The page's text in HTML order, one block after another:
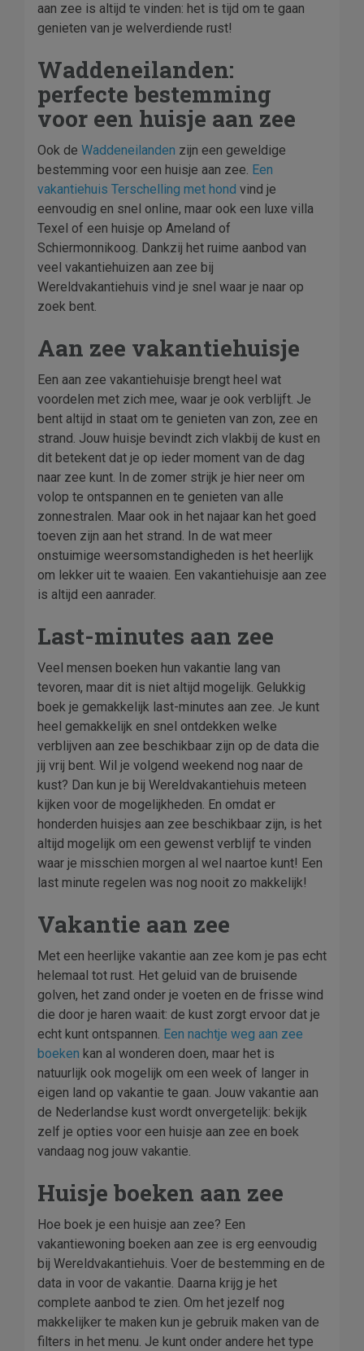
aan zee is altijd te vinden: het is tijd om te gaan
genieten van je welverdiende rust!
Waddeneilanden:
perfecte bestemming
voor een huisje aan zee
Ook de Waddeneilanden zijn een geweldige
bestemming voor een huisje aan zee. Een
vakantiehuis Terschelling met hond vind je
eenvoudig en snel online, maar ook een luxe villa
Texel of een huisje op Ameland of
Schiermonnikoog. Dankzij het ruime aanbod van
veel vakantiehuizen aan zee bij
Wereldvakantiehuis vind je snel waar je naar op
zoek bent.
Aan zee vakantiehuisje
Een aan zee vakantiehuisje brengt heel wat
voordelen met zich mee, waar je ook verblijft. Je
bent altijd in staat om te genieten van zon, zee en
strand. Jouw huisje bevindt zich vlakbij de kust en
dit betekent dat je op ieder moment van de dag
naar zee kunt. In de zomer strijk je hier neer om
volop te ontspannen en te genieten van alle
zonnestralen. Maar ook in het najaar kan het goed
toeven zijn aan het strand. In de wat meer
onstuimige weersomstandigheden is het heerlijk
om lekker uit te waaien. Een vakantiehuisje aan zee
is altijd een aanrader.
Last-minutes aan zee
Veel mensen boeken hun vakantie lang van
tevoren, maar dit is niet altijd mogelijk. Gelukkig
boek je gemakkelijk last-minutes aan zee. Je kunt
heel gemakkelijk en snel ontdekken welke
verblijven aan zee beschikbaar zijn op de data die
jij vrij bent. Wil je volgend weekend nog naar de
kust? Dan kun je bij Wereldvakantiehuis meteen
kijken voor de mogelijkheden. En omdat er
honderden huisjes aan zee beschikbaar zijn, is het
altijd mogelijk om een gewenst verblijf te vinden
waar je misschien morgen al wel naartoe kunt! Een
last minute regelen was nog nooit zo makkelijk!
Vakantie aan zee
Met een heerlijke vakantie aan zee kom je pas echt
helemaal tot rust. Het geluid van de bruisende
golven, het zand onder je voeten en de frisse wind
die door je haren waait: de kust zorgt ervoor dat je
echt kunt ontspannen. Een nachtje weg aan zee
boeken kan al wonderen doen, maar het is
natuurlijk ook mogelijk om een week of langer in
eigen land op vakantie te gaan. Jouw vakantie aan
de Nederlandse kust wordt onvergetelijk: bekijk
zelf je opties voor een huisje aan zee en boek
vandaag nog jouw vakantie.
Huisje boeken aan zee
Hoe boek je een huisje aan zee? Een
vakantiewoning boeken aan zee is erg eenvoudig
bij Wereldvakantiehuis. Voer de bestemming en de
data in voor de vakantie. Daarna krijg je het
complete aanbod te zien. Om het jezelf nog
makkelijker te maken kun je gebruik maken van de
filters in het menu. Je kunt onder andere het type